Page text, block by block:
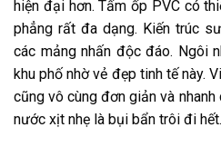
hiện đại hơn. Tấm ốp PVC có
phẳng rất đa dạng. Kiến trúc
các mảng nhấn độc đáo. Ngôi
khu phố nhờ vẻ đẹp tinh tế này.
cũng vô cùng đơn giản và
nước xịt nhẹ là bụi bẩn trôi đi hết.